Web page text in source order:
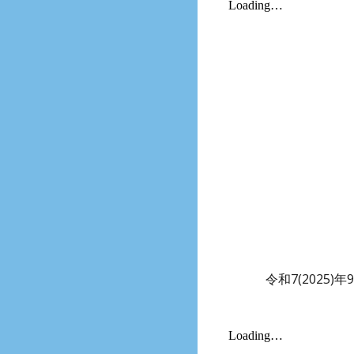
令和7(2025)年9